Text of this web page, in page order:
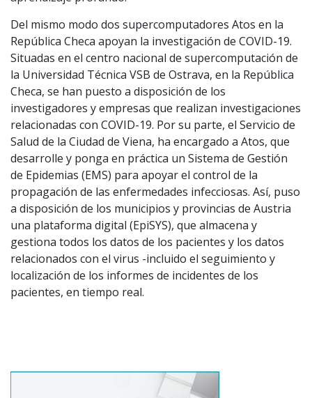
Del mismo modo dos supercomputadores Atos en la
República Checa apoyan la investigación de COVID-19.
Situadas en el centro nacional de supercomputación de
la Universidad Técnica VSB de Ostrava, en la República
Checa, se han puesto a disposición de los
investigadores y empresas que realizan investigaciones
relacionadas con COVID-19. Por su parte, el Servicio de
Salud de la Ciudad de Viena, ha encargado a Atos, que
desarrolle y ponga en práctica un Sistema de Gestión
de Epidemias (EMS) para apoyar el control de la
propagación de las enfermedades infecciosas. Así, puso
a disposición de los municipios y provincias de Austria
una plataforma digital (EpiSYS), que almacena y
gestiona todos los datos de los pacientes y los datos
relacionados con el virus -incluido el seguimiento y
localización de los informes de incidentes de los
pacientes, en tiempo real.